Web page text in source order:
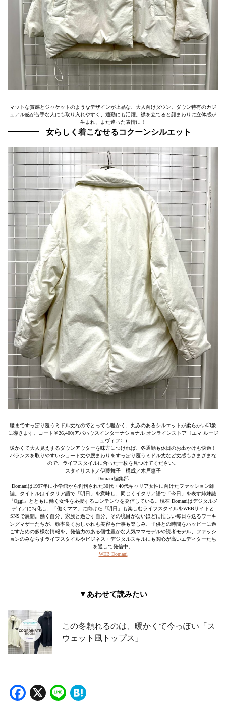
マットな質感とジャケットのようなデザインが上品な、大人向けダウン。ダウン特有のカジ
ュアル感が苦手な人にも取り入れやすく、通勤にも活躍。襟を立てると顔まわりに立体感が
生まれ、また違った表情に！
女らしく着こなせるコクーンシルエット
腰まですっぽり覆うミドル丈なのでとっても暖かく、丸みのあるシルエットが柔らかい印象
に導きます。コート￥26,400(アバハウスインターナショナル オンラインストア〈エマ ルージ
ュヴィフ〉)
暖かくて大人見えするダウンアウターを味方につければ、冬通勤も休日のお出かけも快適！
バランスを取りやすいショート丈や腰まわりをすっぽり覆うミドル丈など丈感もさまざまな
ので、ライフスタイルに合った一枚を見つけてください。
スタイリスト／伊藤舞子 構成／木戸恵子
Domani編集部
Domaniは1997年に小学館から創刊された30代・40代キャリア女性に向けたファッション雑
誌。タイトルはイタリア語で「明日」を意味し、同じくイタリア語で「今日」を表す姉妹誌
『Oggi』とともに働く女性を応援するコンテンツを発信している。現在 Domaniはデジタルメ
ディアに特化し、「働くママ」に向けた「明日」も楽しむライフスタイルをWEBサイトと
SNSで展開。働く自分、家族と過ごす自分、その境目がないほどに忙しい毎日を送るワーキ
ングマザーたちが、効率良くおしゃれも美容も仕事も楽しみ、子供との時間をハッピーに過
ごすための多様な情報を、発信力のある個性豊かな人気ママモデルや読者モデル、ファッシ
ョンのみならずライフスタイルやビジネス・デジタルスキルにも関心が高いエディターたち
を通して発信中。
WEB Domani
▼あわせて読みたい
この冬頼れるのは、暖かくて今っぽい「ス
ウェット風トップス」
Facebook
X Line